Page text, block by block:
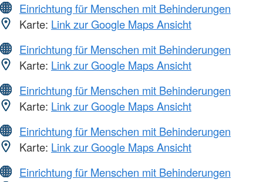
Einrichtung für Menschen mit Behinderungen
Karte: Link zur Google Maps Ansicht
Einrichtung für Menschen mit Behinderungen
Karte: Link zur Google Maps Ansicht
Einrichtung für Menschen mit Behinderungen
Karte: Link zur Google Maps Ansicht
Einrichtung für Menschen mit Behinderungen
Karte: Link zur Google Maps Ansicht
Einrichtung für Menschen mit Behinderungen